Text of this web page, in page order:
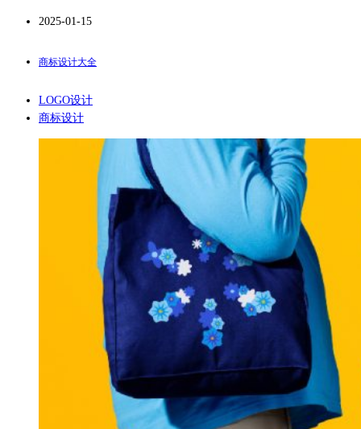
2025-01-15
商标设计大全
LOGO设计
商标设计